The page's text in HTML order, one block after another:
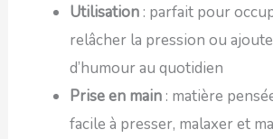
Utilisation : parfait pour
relâcher la pression ou
d’humour au quotidien
Prise en main : matière
facile à presser, malaxer et